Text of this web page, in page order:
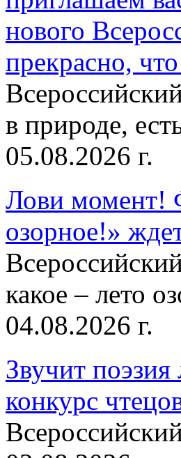
нового
прекрасно,
в природе,
05.08.2026 г.
Лови момент!
озорное!»
какое – лето
04.08.2026 г.
Звучит
конкурс